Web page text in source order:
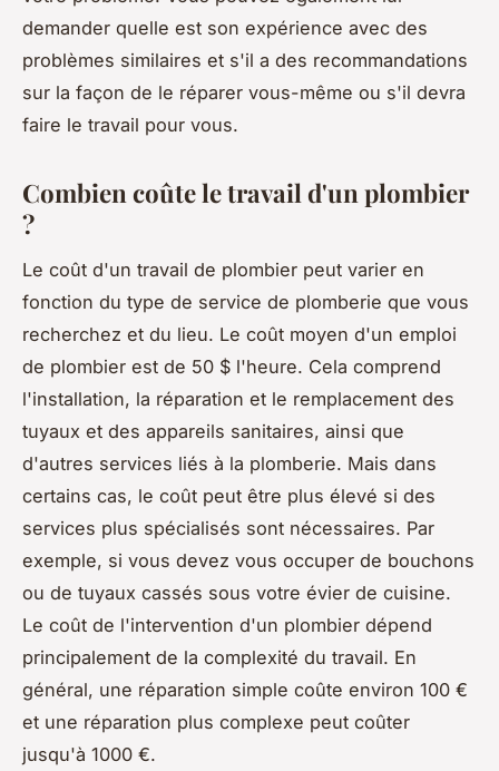
demander quelle est son expérience avec des
problèmes similaires et s'il a des recommandations
sur la façon de le réparer vous-même ou s'il devra
faire le travail pour vous.
Combien coûte le travail d'un plombier
?
Le coût d'un travail de plombier peut varier en
fonction du type de service de plomberie que vous
recherchez et du lieu. Le coût moyen d'un emploi
de plombier est de 50 $ l'heure. Cela comprend
l'installation, la réparation et le remplacement des
tuyaux et des appareils sanitaires, ainsi que
d'autres services liés à la plomberie. Mais dans
certains cas, le coût peut être plus élevé si des
services plus spécialisés sont nécessaires. Par
exemple, si vous devez vous occuper de bouchons
ou de tuyaux cassés sous votre évier de cuisine.
Le coût de l'intervention d'un plombier dépend
principalement de la complexité du travail. En
général, une réparation simple coûte environ 100 €
et une réparation plus complexe peut coûter
jusqu'à 1000 €.